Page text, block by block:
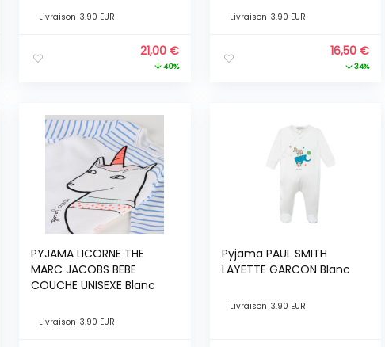
Livraison 3.90 EUR
21,00 €
40%
Livraison 3.90 EUR
16,50€
34%
PYJAMA LICORNE THE
MARC JACOBS BEBE
COUCHE UNISEXE Blanc
Livraison 3.90 EUR
Pyjama PAUL SMITH
LAYETTE GARCON Blanc
Livraison 3.90 EUR